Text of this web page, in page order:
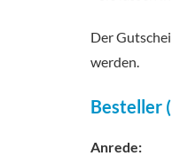
Der
werden.
Besteller
Anrede: